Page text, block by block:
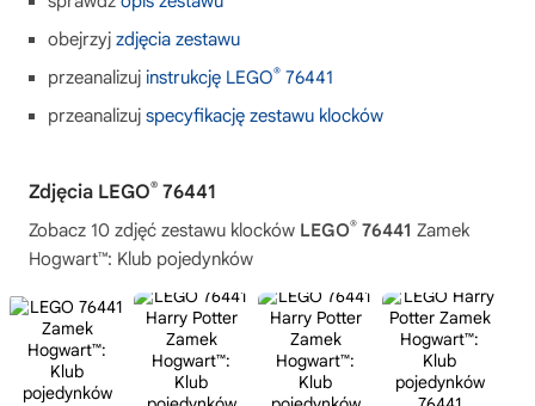
obejrzyj zdjęcia zestawu
przeanalizuj instrukcję LEGO® 76441
przeanalizuj specyfikację zestawu klocków
Zdjęcia LEGO® 76441
Zobacz 10 zdjęć zestawu klocków LEGO® 76441 Zamek
Hogwart™: Klub pojedynków